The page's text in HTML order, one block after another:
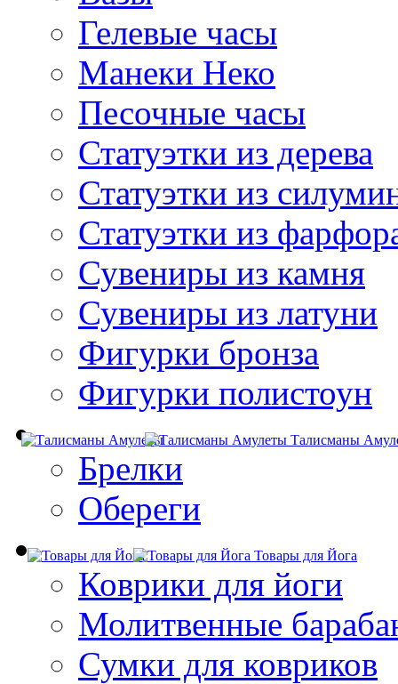
Гелевые часы
Манеки Неко
Песочные часы
Статуэтки из дерева
Статуэтки из
Статуэтки из
Сувениры из камня
Сувениры из латуни
Фигурки бронза
Фигурки полистоун
Талисманы
Брелки
Обереги
Товары для Йога
Коврики для йоги
Молитвенные
Сумки для ковриков